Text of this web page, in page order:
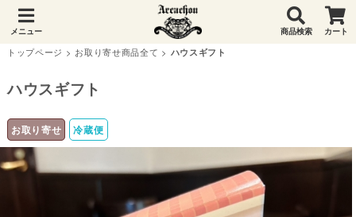
メニュー 商品検索 カート
トップページ > お取り寄せ商品全て > ハウスギフト
ハウスギフト
お取り寄せ 冷蔵便